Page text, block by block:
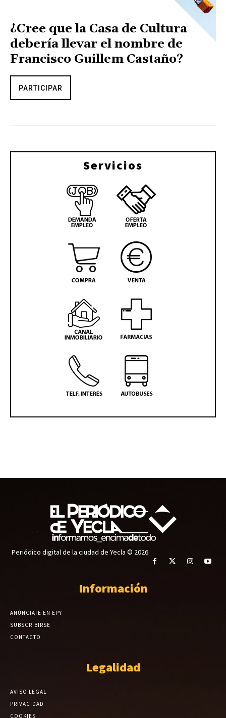
¿Cree que la Casa de Cultura
debería llevar el nombre de
Francisco Guillem Castaño?
PARTICIPAR
Servicios
Periódico digital de la ciudad de Yecla © 2026
Información
ANÚNCIATE EN EPY
SUBSCRIBIRSE
CONTACTO
Legalidad
AVISO LEGAL
PRIVACIDAD
COOKIES